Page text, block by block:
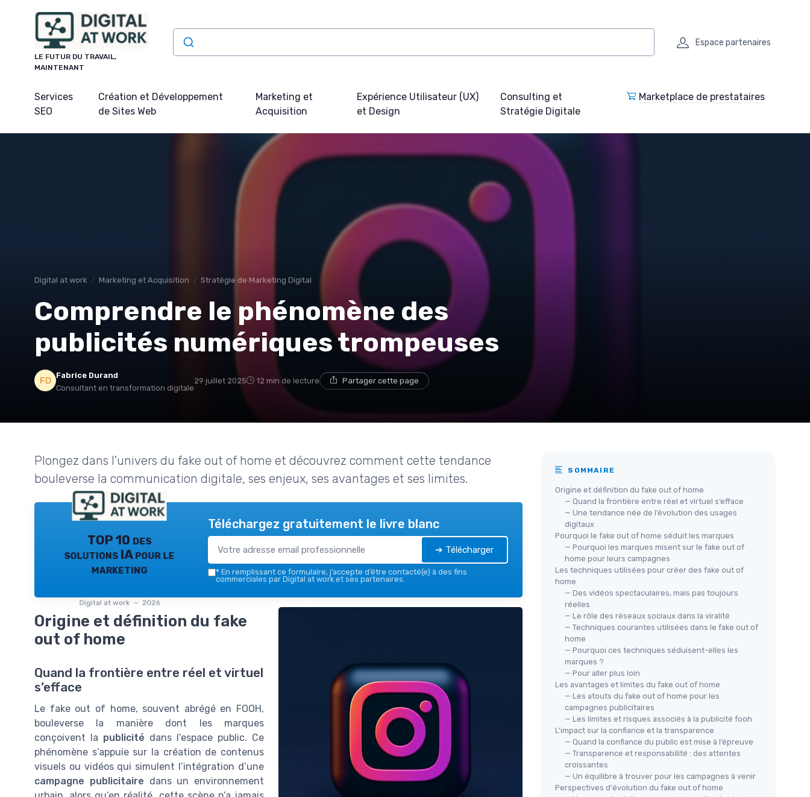
LE FUTUR DU TRAVAIL,
MAINTENANT
Espace partenaires
Services
SEO
Création et Développement
de Sites Web
Marketing et
Acquisition
Expérience Utilisateur (UX)
et Design
Consulting et
Stratégie Digitale
Marketplace de prestataires
Digital at work Marketing et Acquisition Stratégie de Marketing Digital
Comprendre le phénomène des
publicités numériques trompeuses
Fabrice Durand
Consultant en transformation digitale
29 juillet 2025 12 min de lecture Partager cette page
Plongez dans l'univers du fake out of home et découvrez comment cette tendance
bouleverse la communication digitale, ses enjeux, ses avantages et ses limites.
TOP 10 des
solutions IA pour le
marketing
Digital at work — 2026
Téléchargez gratuitement le livre blanc
➔ Télécharger
* En remplissant ce formulaire, j’accepte d’être contacté(e) à des fins
commerciales par Digital at work et ses partenaires.
Origine et définition du fake
out of home
Quand la frontière entre réel et virtuel
s’efface
Le fake out of home, souvent abrégé en FOOH,
bouleverse la manière dont les marques
conçoivent la publicité dans l’espace public. Ce
phénomène s’appuie sur la création de contenus
visuels ou vidéos qui simulent l’intégration d’une
campagne publicitaire dans un environnement
SOMMAIRE
Origine et définition du fake out of home
— Quand la frontière entre réel et virtuel s’efface
— Une tendance née de l’évolution des usages
digitaux
Pourquoi le fake out of home séduit les marques
— Pourquoi les marques misent sur le fake out of
home pour leurs campagnes
Les techniques utilisées pour créer des fake out of
home
— Des vidéos spectaculaires, mais pas toujours
réelles
— Le rôle des réseaux sociaux dans la viralité
— Techniques courantes utilisées dans le fake out of
home
— Pourquoi ces techniques séduisent-elles les
marques ?
— Pour aller plus loin
Les avantages et limites du fake out of home
— Les atouts du fake out of home pour les
campagnes publicitaires
— Les limites et risques associés à la publicité fooh
L'impact sur la confiance et la transparence
— Quand la confiance du public est mise à l’épreuve
— Transparence et responsabilité : des attentes
croissantes
— Un équilibre à trouver pour les campagnes à venir
Perspectives d'évolution du fake out of home